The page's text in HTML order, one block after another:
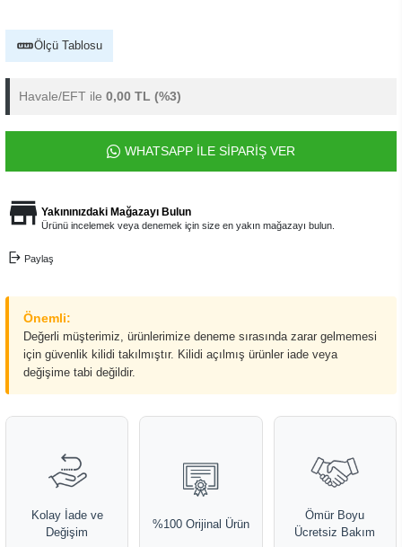
Ölçü Tablosu
Havale/EFT ile 0,00 TL (%3)
WHATSAPP İLE SİPARİŞ VER
Yakınınızdaki Mağazayı Bulun
Ürünü incelemek veya denemek için size en yakın mağazayı bulun.
Paylaş
Önemli:
Değerli müşterimiz, ürünlerimize deneme sırasında zarar gelmemesi
için güvenlik kilidi takılmıştır. Kilidi açılmış ürünler iade veya
değişime tabi değildir.
Kolay İade ve
Değişim
%100 Orijinal Ürün
Ömür Boyu
Ücretsiz Bakım